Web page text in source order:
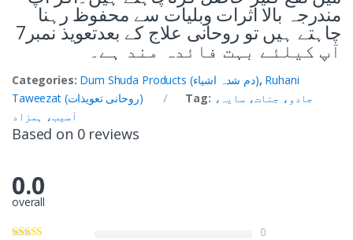
مندرجہ بالا اثرات وبلیات سے محفوظ رہنا
چاہتے ہیں تو روحانی علاج کے بعدتعویذ نمبر7
آپ کیلئے بہت فائدہ مند ہے۔
Categories: Dum Shuda Products (دم شدہ اشیاء), Ruhani
Taweezat (روحانی تعویذات)
Tag: جادو، جنات، سایہ،
آسیب، ہمزاد
Based on 0 reviews
0.0
overall
0